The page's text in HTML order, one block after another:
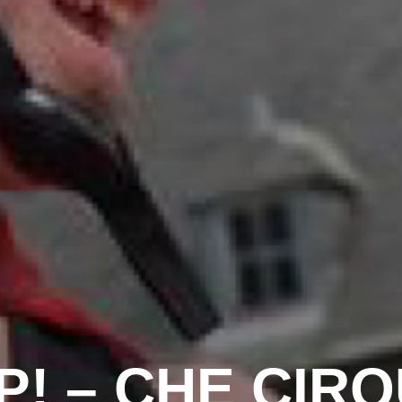
– CHE